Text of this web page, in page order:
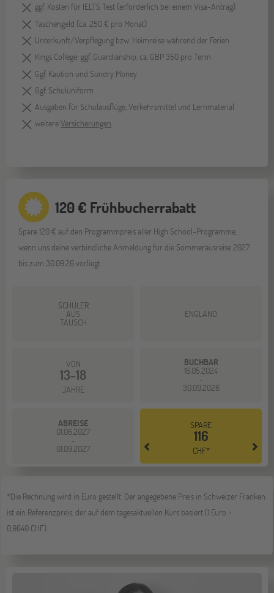
ggf. Kosten für IELTS Test (erforderlich bei einem Visa-Antrag)
Taschengeld (ca. 250 € pro Monat)
Unterkunft/Verpflegung bzw. Heimreise während der Ferien
Kings College: ggf. Guardianship, ca. GBP 350 pro Term
Ggf. Kaution und Sundry Money
Ggf. Schuluniform
Ausgaben für Schulausflüge, Verkehrsmittel und Lernmaterial
weitereVersicherungen
120 € Frühbucherrabatt
Spare 120 € auf den Programmpreis aller High School-Programme,
wenn uns deine verbindliche Anmeldung für die Sommerausreise 2027
bis zum 30.09.26 vorliegt.
SCHÜLER
AUS
TAUSCH
ENGLAND
VON
13-18
JAHRE
BUCHBAR
16.05.2024
-
30.09.2026
ABREISE
01.06.2027
-
01.09.2027
SPARE
116
CHF*
*Die Rechnung wird in Euro gestellt. Der angegebene Preis in Schweizer Franken
ist ein Referenzpreis, der auf dem tagesaktuellen Kurs basiert (1 Euro =
0,9640 CHF).